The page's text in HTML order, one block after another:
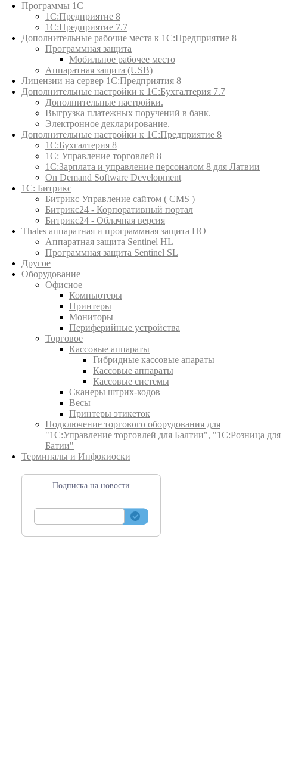
Программы 1С
1С:Предприятие 8
1С:Предприятие 7.7
Дополнительные рабочие места к 1С:Предприятие 8
Программная защита
Мобильное рабочее место
Аппаратная защита (USB)
Лицензии на сервер 1С:Предприятия 8
Дополнительные настройки к 1С:Бухгалтерия 7.7
Дополнительные настройки.
Выгрузка платежных поручений в банк.
Электронное декларирование.
Дополнительные настройки к 1С:Предприятие 8
1С:Бухгалтерия 8
1C: Управление торговлей 8
1С:Зарплата и управление персоналом 8 для Латвии
On Demand Software Development
1С: Битрикс
Битрикс Управление сайтом ( CMS )
Битрикс24 - Корпоративный портал
Битрикс24 - Облачная версия
Thales аппаратная и программная защита ПО
Аппаратная защита Sentinel HL
Программная защита Sentinel SL
Другое
Оборудование
Офисное
Компьютеры
Принтеры
Мониторы
Периферийные устройства
Торговое
Кассовые аппараты
Гибридные кассовые апараты
Кассовые аппараты
Кассовые системы
Сканеры штрих-кодов
Весы
Принтеры этикеток
Подключение торгового оборудования для
"1С:Управление торговлей для Балтии", "1С:Розница для
Батии"
Терминалы и Инфокиоски
Подписка на новости